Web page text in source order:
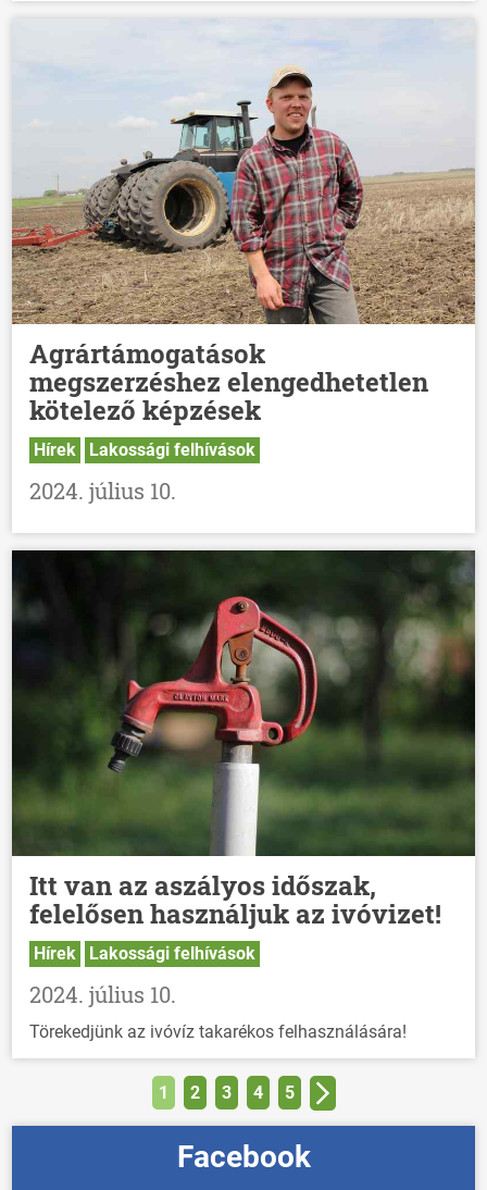
Agrártámogatások
megszerzéshez elengedhetetlen
kötelező képzések
Hírek Lakossági felhívások
2024. július 10.
Itt van az aszályos időszak,
felelősen használjuk az ivóvizet!
Hírek Lakossági felhívások
2024. július 10.
Törekedjünk az ivóvíz takarékos felhasználására!
1 2 3 4 5
Facebook